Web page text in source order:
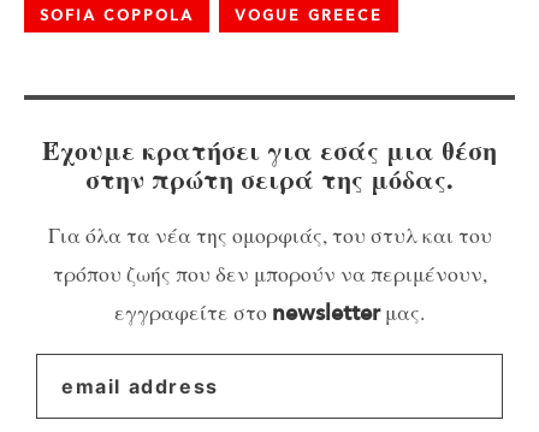
SOFIA COPPOLA VOGUE GREECE
Έχουμε κρατήσει για εσάς μια θέση
στην πρώτη σειρά της μόδας.
Για όλα τα νέα της ομορφιάς, του στυλ και του
τρόπου ζωής που δεν μπορούν να περιμένουν,
εγγραφείτε στο newsletterμας.